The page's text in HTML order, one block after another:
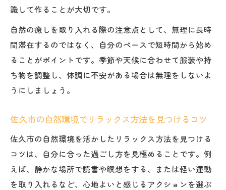
佐久市でリラックス不足を感じたら実践すべき
こと
落ち着きがない時にできるリラックス習慣
夫
リラックス不足を解消する日常の過ごし方
アイデア
落ち着きがない心が整う呼吸法と簡単スト
レッチ
識して作ることが大切です。
自然の癒しを取り入れる際の注意点として、無理に長時
間滞在するのではなく、自分のペースで短時間から始め
ることがポイントです。季節や天候に合わせて服装や持
ち物を調整し、体調に不安がある場合は無理をしないよ
うにしましょう。
佐久市の自然環境でリラックス方法を見つけるコツ
佐久市の自然環境を活かしたリラックス方法を見つける
コツは、自分に合った過ごし方を見極めることです。例
えば、静かな場所で読書や瞑想をする、または軽い運動
を取り入れるなど、心地よいと感じるアクションを選ぶ